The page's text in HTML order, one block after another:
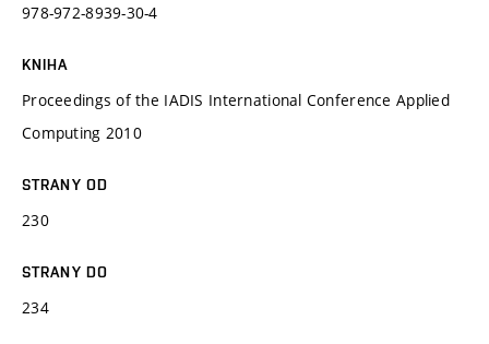
978-972-8939-30-4
KNIHA
Proceedings of the IADIS International Conference Applied
Computing 2010
STRANY OD
230
STRANY DO
234